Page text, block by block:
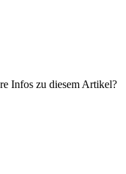
Infos zu diesem Artikel?